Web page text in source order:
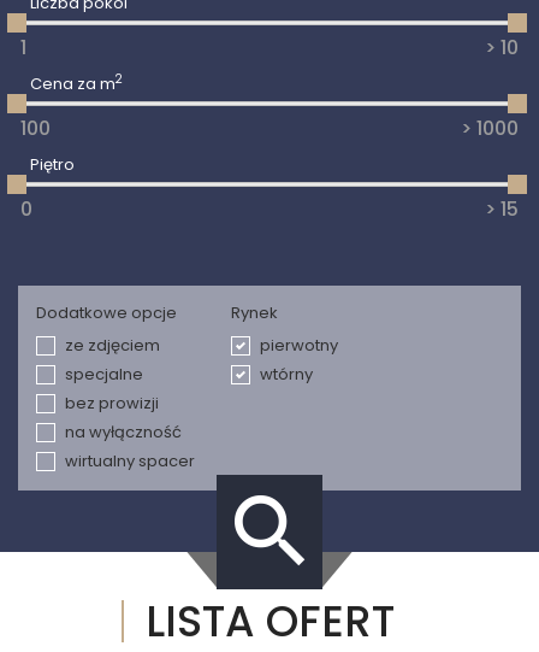
Cena za m2
Piętro
Dodatkowe opcje
ze zdjęciem
specjalne
bez prowizji
na wyłączność
wirtualny spacer
Rynek
pierwotny
wtórny
LISTA OFERT